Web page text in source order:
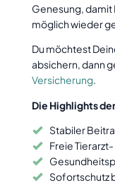
Genesung, damit
möglich wieder
Du möchtest
absichern, dann
Versicherung.
Die Highlights
Stabiler
Freie
Sofortschutz